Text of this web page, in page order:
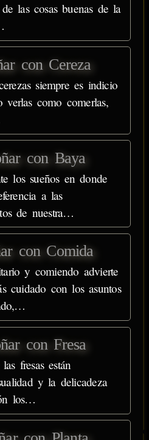
las cosas buenas de la
con Cereza
siempre es indicio
verlas como comerlas,
con Baya
los sueños en donde
a las
de nuestra…
con Comida
y comiendo advierte
cuidado con los asuntos
con Fresa
fresas están
y la delicadeza
los…